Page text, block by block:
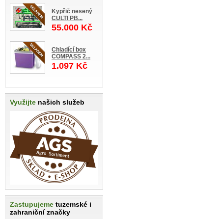
Kypřič nesený
CULTI PB...
55.000 Kč
Chladící box
COMPASS 2...
1.097 Kč
Využijte našich služeb
Zastupujeme tuzemské i
zahraniční značky